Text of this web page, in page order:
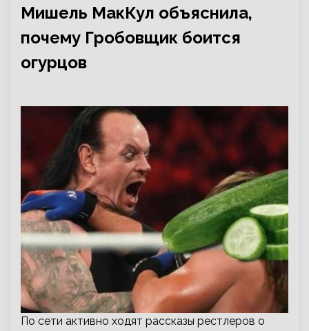
Мишель МакКул объяснила,
почему Гробовщик боится
огурцов
По сети активно ходят рассказы рестлеров о